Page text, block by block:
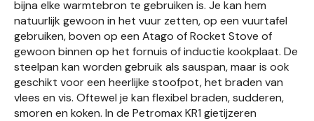
bijna elke warmtebron te gebruiken is. Je kan hem
natuurlijk gewoon in het vuur zetten, op een vuurtafel
gebruiken, boven op een Atago of Rocket Stove of
gewoon binnen op het fornuis of inductie kookplaat. De
steelpan kan worden gebruik als sauspan, maar is ook
geschikt voor een heerlijke stoofpot, het braden van
vlees en vis. Oftewel je kan flexibel braden, sudderen,
smoren en koken. In de Petromax KR1 gietijzeren